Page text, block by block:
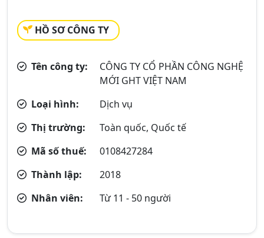
HỒ SƠ CÔNG TY
Tên công ty:
CÔNG TY CỔ PHẦN CÔNG NGHỆ
MỚI GHT VIỆT NAM
Loại hình:
Dịch vụ
Thị trường:
Toàn quốc, Quốc tế
Mã số thuế:
0108427284
Thành lập:
2018
Nhân viên:
Từ 11 - 50 người